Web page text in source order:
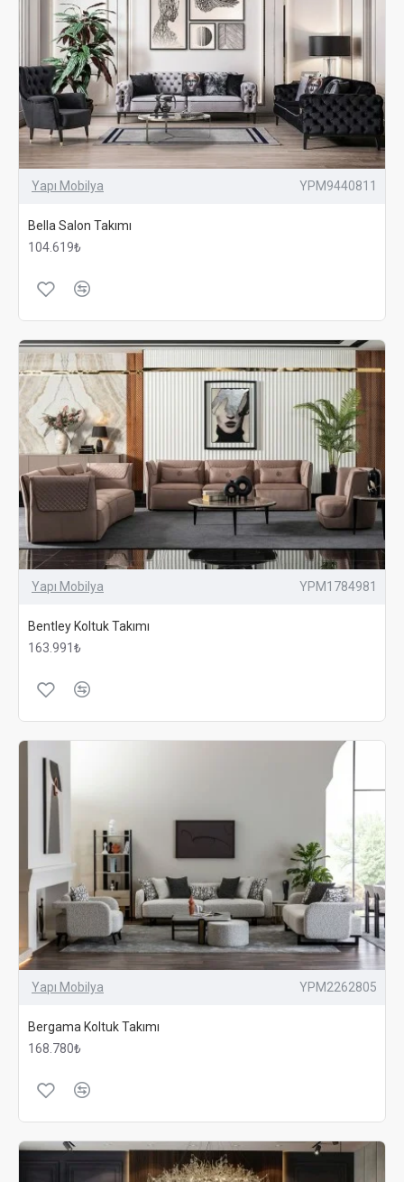
Yapı Mobilya YPM9440811
Bella Salon Takımı
104.619₺
Yapı Mobilya YPM1784981
Bentley Koltuk Takımı
163.991₺
Yapı Mobilya YPM2262805
Bergama Koltuk Takımı
168.780₺